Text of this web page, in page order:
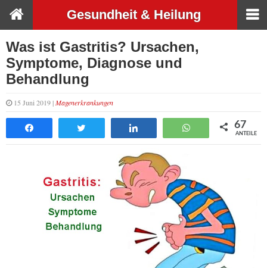
Gesundheit & Heilung
Was ist Gastritis? Ursachen,
Symptome, Diagnose und
Behandlung
15 Juni 2019 |Magenerkrankungen
WhatsApp67
ANTEILE